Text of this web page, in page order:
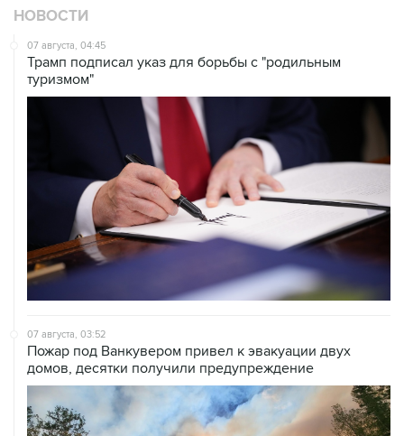
07 августа, 04:45
Трамп подписал указ для борьбы с "родильным
туризмом"
домов, десятки получили предупреждение